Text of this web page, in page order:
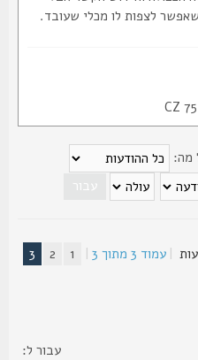
לצפות לו מכלי שעובד.
עמוד3מתוך3
|
1
עבור ל: